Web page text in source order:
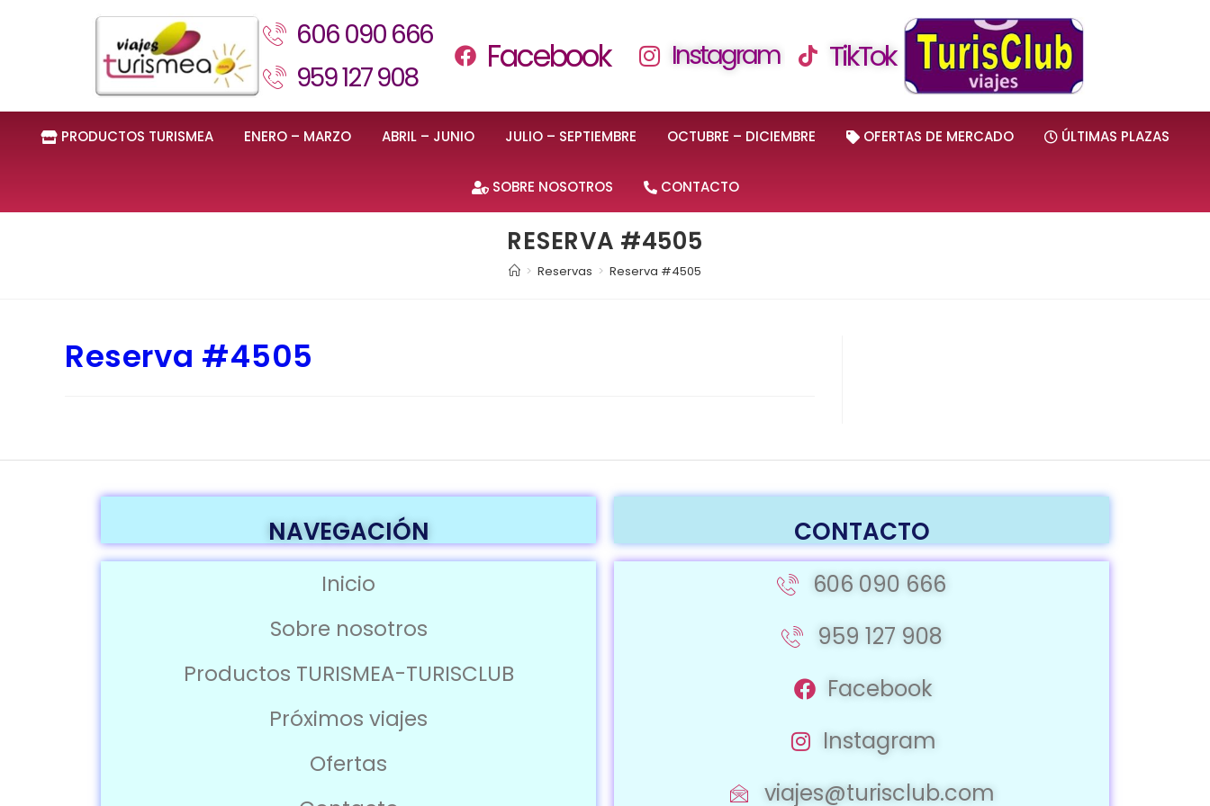
606 090 666
959 127 908
Facebook Instagram TikTok
PRODUCTOS TURISMEA ENERO – MARZO ABRIL – JUNIO JULIO – SEPTIEMBRE OCTUBRE – DICIEMBRE OFERTAS DE MERCADO ÚLTIMAS PLAZAS
SOBRE NOSOTROS CONTACTO
RESERVA #4505
> Reservas > Reserva #4505
Reserva #4505
NAVEGACIÓN
Inicio
Sobre nosotros
Productos TURISMEA-TURISCLUB
Próximos viajes
Ofertas
CONTACTO
606 090 666
959 127 908
Facebook
Instagram
viajes@turisclub.com